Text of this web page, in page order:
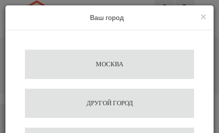
Мойка для питчера, врезная (Ринзер) 265x164х40мм с
Избранное
×
Ваш город
МОСКВА
ДРУГОЙ ГОРОД